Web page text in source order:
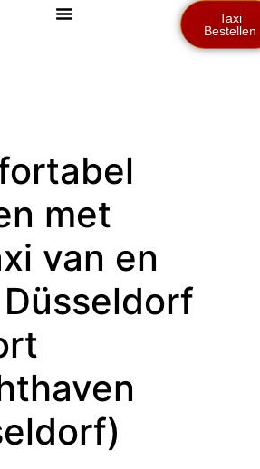
Taxi
Bestellen
met
van en